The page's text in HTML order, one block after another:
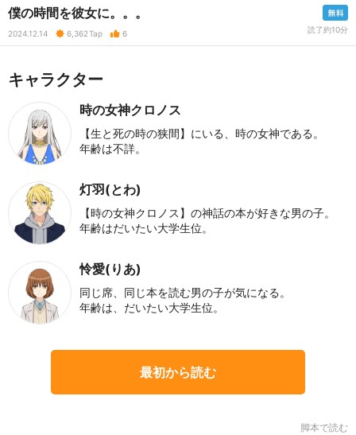
僕の時間を彼女に。。。
2024.12.14 6,362Tap 6 読了約10分
キャラクター
時の女神クロノス
【生と死の時の狭間】にいる、時の女神である。
年齢は不詳。
灯羽(とわ)
【時の女神クロノス】の神話の本が好きな男の子。
年齢はだいたい大学生位。
怜愛(りあ)
同じ席、同じ本を読む男の子が気になる。
年齢は、だいたい大学生位。
最初から読む
脚本で読む